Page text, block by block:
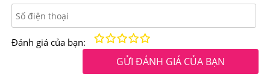
-Kết cấu mượt mà giúp thu nhỏ lỗ chân lông và làm mịn
-Chất kem mềm và nhẹ có thể dễ dàng hấp thụ qua da
Đánh giá của bạn: Tuyệt vời!
Rất tốt
Trung bình
Fair
Kém
GỬI ĐÁNH GIÁ CỦA BẠN